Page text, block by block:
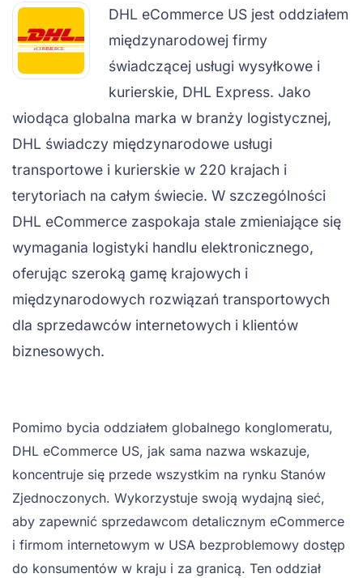
DHL eCommerce US jest oddziałem
międzynarodowej firmy
świadczącej usługi wysyłkowe i
kurierskie, DHL Express. Jako
wiodąca globalna marka w branży logistycznej,
DHL świadczy międzynarodowe usługi
transportowe i kurierskie w 220 krajach i
terytoriach na całym świecie. W szczególności
DHL eCommerce zaspokaja stale zmieniające się
wymagania logistyki handlu elektronicznego,
oferując szeroką gamę krajowych i
międzynarodowych rozwiązań transportowych
dla sprzedawców internetowych i klientów
biznesowych.
Pomimo bycia oddziałem globalnego konglomeratu,
DHL eCommerce US, jak sama nazwa wskazuje,
koncentruje się przede wszystkim na rynku Stanów
Zjednoczonych. Wykorzystuje swoją wydajną sieć,
aby zapewnić sprzedawcom detalicznym eCommerce
i firmom internetowym w USA bezproblemowy dostęp
do konsumentów w kraju i za granicą. Ten oddział